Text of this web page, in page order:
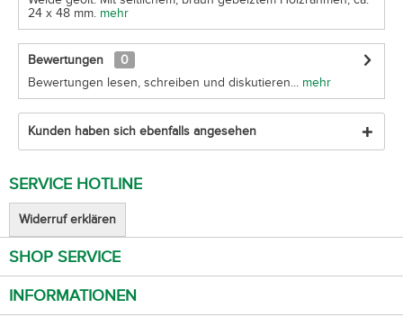
24 x 48 mm. mehr
Bewertungen
0
Bewertungen lesen, schreiben und diskutieren... mehr
Kunden haben sich ebenfalls angesehen
SERVICE HOTLINE
Widerruf erklären
SHOP SERVICE
INFORMATIONEN